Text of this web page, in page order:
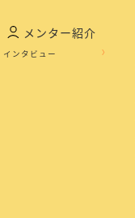
メンター紹介
インタビュー